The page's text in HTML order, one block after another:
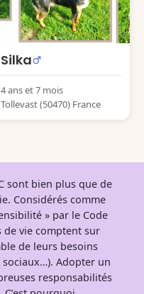
Silka
4 ans et 7 mois
Tollevast (50470) France
sont bien plus que de
Considérés comme
» par le Code
de vie comptent sur
de leurs besoins
Adopter un
responsabilités